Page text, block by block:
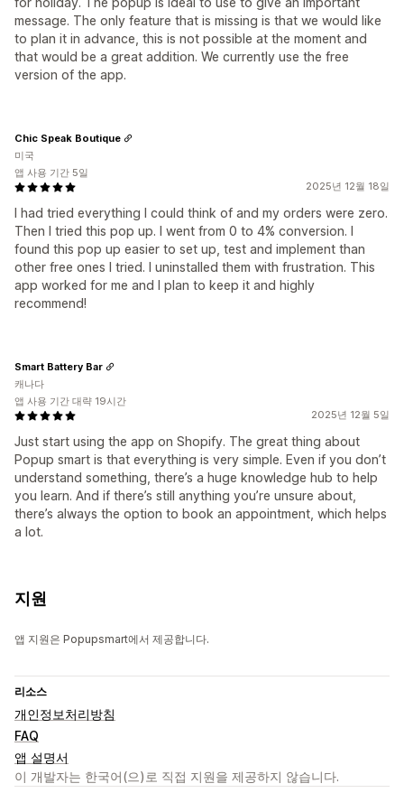
message. The only feature that is missing is that we would like
to plan it in advance, this is not possible at the moment and
that would be a great addition. We currently use the free
version of the app.
2025년 12월 18일
I had tried everything I could think of and my orders were zero.
Then I tried this pop up. I went from 0 to 4% conversion. I
found this pop up easier to set up, test and implement than
other free ones I tried. I uninstalled them with frustration. This
app worked for me and I plan to keep it and highly
recommend!
Chic Speak Boutique
미국
앱 사용 기간 5일
2025년 12월 5일
Just start using the app on Shopify. The great thing about
Popup smart is that everything is very simple. Even if you don’t
understand something, there’s a huge knowledge hub to help
you learn. And if there’s still anything you’re unsure about,
there’s always the option to book an appointment, which helps
a lot.
Smart Battery Bar
캐나다
앱 사용 기간 대략 19시간
지원
앱 지원은 Popupsmart에서 제공합니다.
리소스
개인정보처리방침
FAQ
앱 설명서
이 개발자는 한국어(으)로 직접 지원을 제공하지 않습니다.